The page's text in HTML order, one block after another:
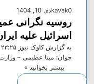
kavakدی 10, 1404 0
روسیه نگرانی
اسرائیل علیه
جوان؛ مینا عظیمی –
بیشتر بخوانید »